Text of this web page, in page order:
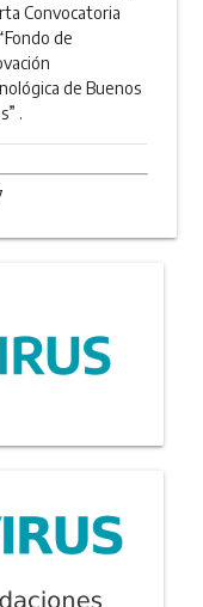
Convocatoria
de
de Buenos
.